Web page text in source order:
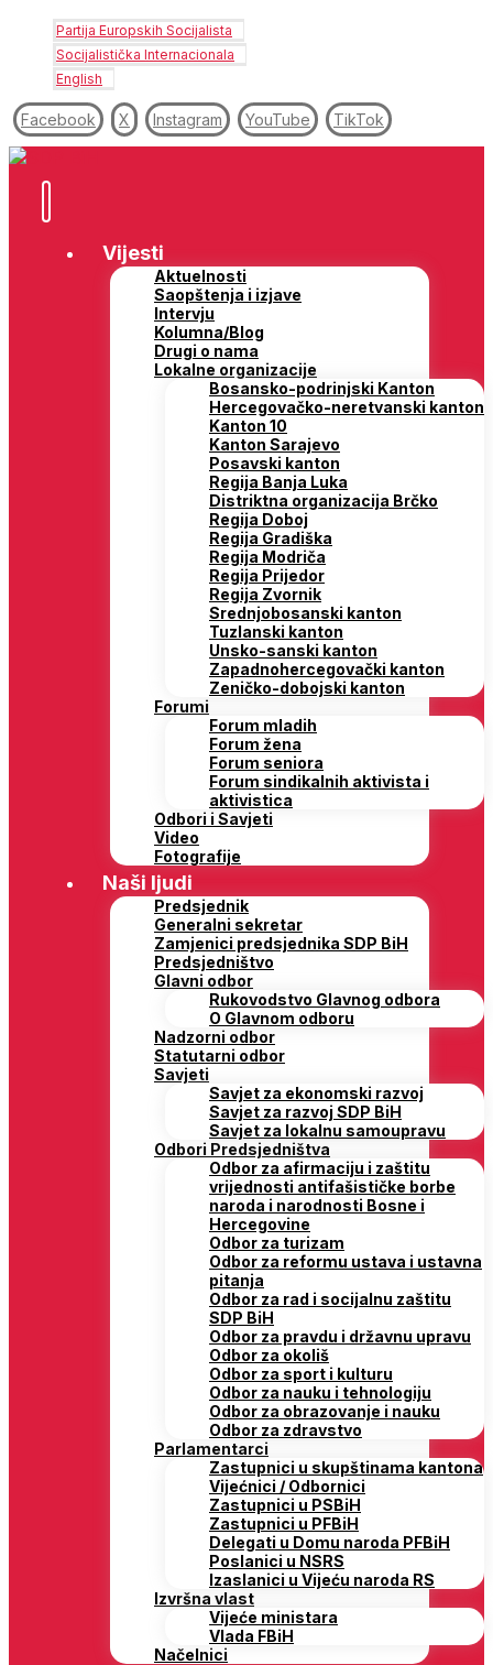
Partija Europskih Socijalista
Socijalistička Internacionala
English
Facebook X Instagram YouTube TikTok
Vijesti
Aktuelnosti
Saopštenja i izjave
Intervju
Kolumna/Blog
Drugi o nama
Lokalne organizacije
Bosansko-podrinjski Kanton
Hercegovačko-neretvanski kanton
Kanton 10
Kanton Sarajevo
Posavski kanton
Regija Banja Luka
Distriktna organizacija Brčko
Regija Doboj
Regija Gradiška
Regija Modriča
Regija Prijedor
Regija Zvornik
Srednjobosanski kanton
Tuzlanski kanton
Unsko-sanski kanton
Zapadnohercegovački kanton
Zeničko-dobojski kanton
Forumi
Forum mladih
Forum žena
Forum seniora
Forum sindikalnih aktivista i
aktivistica
Odbori i Savjeti
Video
Fotografije
Naši ljudi
Predsjednik
Generalni sekretar
Zamjenici predsjednika SDP BiH
Predsjedništvo
Glavni odbor
Rukovodstvo Glavnog odbora
O Glavnom odboru
Nadzorni odbor
Statutarni odbor
Savjeti
Savjet za ekonomski razvoj
Savjet za razvoj SDP BiH
Savjet za lokalnu samoupravu
Odbori Predsjedništva
Odbor za afirmaciju i zaštitu
vrijednosti antifašističke borbe
naroda i narodnosti Bosne i
Hercegovine
Odbor za turizam
Odbor za reformu ustava i ustavna
pitanja
Odbor za rad i socijalnu zaštitu
SDP BiH
Odbor za pravdu i državnu upravu
Odbor za okoliš
Odbor za sport i kulturu
Odbor za nauku i tehnologiju
Odbor za obrazovanje i nauku
Odbor za zdravstvo
Parlamentarci
Zastupnici u skupštinama kantona
Vijećnici / Odbornici
Zastupnici u PSBiH
Zastupnici u PFBiH
Delegati u Domu naroda PFBiH
Poslanici u NSRS
Izaslanici u Vijeću naroda RS
Izvršna vlast
Vijeće ministara
Vlada FBiH
Načelnici